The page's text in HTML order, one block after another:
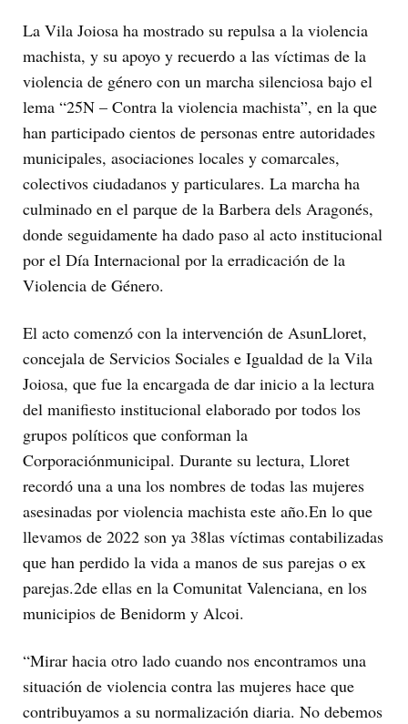
La Vila Joiosa ha mostrado su repulsa a la violencia
machista, y su apoyo y recuerdo a las víctimas de la
violencia de género con un marcha silenciosa bajo el
lema “25N – Contra la violencia machista”, en la que
han participado cientos de personas entre autoridades
municipales, asociaciones locales y comarcales,
colectivos ciudadanos y particulares. La marcha ha
culminado en el parque de la Barbera dels Aragonés,
donde seguidamente ha dado paso al acto institucional
por el Día Internacional por la erradicación de la
Violencia de Género.
El acto comenzó con la intervención de AsunLloret,
concejala de Servicios Sociales e Igualdad de la Vila
Joiosa, que fue la encargada de dar inicio a la lectura
del manifiesto institucional elaborado por todos los
grupos políticos que conforman la
Corporaciónmunicipal. Durante su lectura, Lloret
recordó una a una los nombres de todas las mujeres
asesinadas por violencia machista este año.En lo que
llevamos de 2022 son ya 38las víctimas contabilizadas
que han perdido la vida a manos de sus parejas o ex
parejas.2de ellas en la Comunitat Valenciana, en los
municipios de Benidorm y Alcoi.
“Mirar hacia otro lado cuando nos encontramos una
situación de violencia contra las mujeres hace que
contribuyamos a su normalización diaria. No debemos